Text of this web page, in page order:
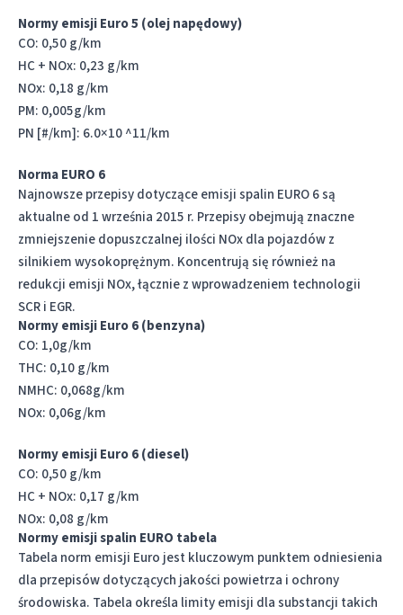
Normy emisji Euro 5 (olej napędowy)
CO: 0,50 g/km
HC + NOx: 0,23 g/km
NOx: 0,18 g/km
PM: 0,005g/km
PN [#/km]: 6.0×10 ^11/km
Norma EURO 6
Najnowsze przepisy dotyczące emisji spalin EURO 6 są
aktualne od 1 września 2015 r. Przepisy obejmują znaczne
zmniejszenie dopuszczalnej ilości NOx dla pojazdów z
silnikiem wysokoprężnym. Koncentrują się również na
redukcji emisji NOx, łącznie z wprowadzeniem technologii
SCR i EGR.
Normy emisji Euro 6 (benzyna)
CO: 1,0g/km
THC: 0,10 g/km
NMHC: 0,068g/km
NOx: 0,06g/km
Normy emisji Euro 6 (diesel)
CO: 0,50 g/km
HC + NOx: 0,17 g/km
NOx: 0,08 g/km
Normy emisji spalin EURO tabela
Tabela norm emisji Euro jest kluczowym punktem odniesienia
dla przepisów dotyczących jakości powietrza i ochrony
środowiska. Tabela określa limity emisji dla substancji takich